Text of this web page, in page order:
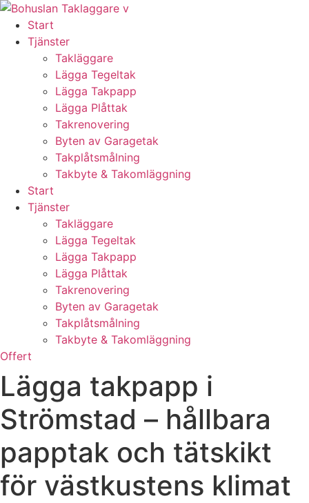
Skip
content
Start
Tjänster
Takläggare
Lägga Tegeltak
Lägga Takpapp
Lägga Plåttak
Takrenovering
Byten av Garagetak
Takplåtsmålning
Takbyte & Takomläggning
Start
Tjänster
Takläggare
Lägga Tegeltak
Lägga Takpapp
Lägga Plåttak
Takrenovering
Byten av Garagetak
Takplåtsmålning
Takbyte & Takomläggning
Offert
Lägga takpapp i
Strömstad – hållbara
papptak och tätskikt
för västkustens klimat